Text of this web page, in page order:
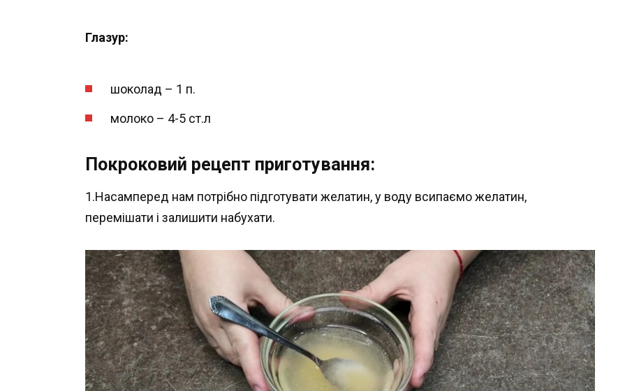
Глазур:
шоколад – 1 п.
молоко – 4-5 ст.л
Покроковий рецепт приготування:
1.Насамперед нам потрібно підготувати желатин, у воду всипаємо желатин,
перемішати і залишити набухати.